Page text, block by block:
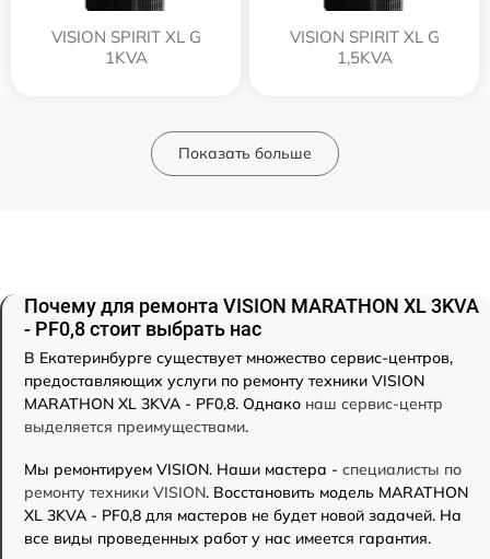
VISION SPIRIT XL G
1KVA
VISION SPIRIT XL G
1,5KVA
Показать больше
Почему для ремонта VISION MARATHON XL 3KVA
- PF0,8 стоит выбрать нас
В Екатеринбурге существует множество сервис-центров,
предоставляющих услуги по ремонту техники VISION
MARATHON XL 3KVA - PF0,8. Однако наш сервис-центр
выделяется преимуществами.
Мы ремонтируем VISION. Наши мастера - специалисты по
ремонту техники VISION. Восстановить модель MARATHON
XL 3KVA - PF0,8 для мастеров не будет новой задачей. На
все виды проведенных работ у нас имеется гарантия.